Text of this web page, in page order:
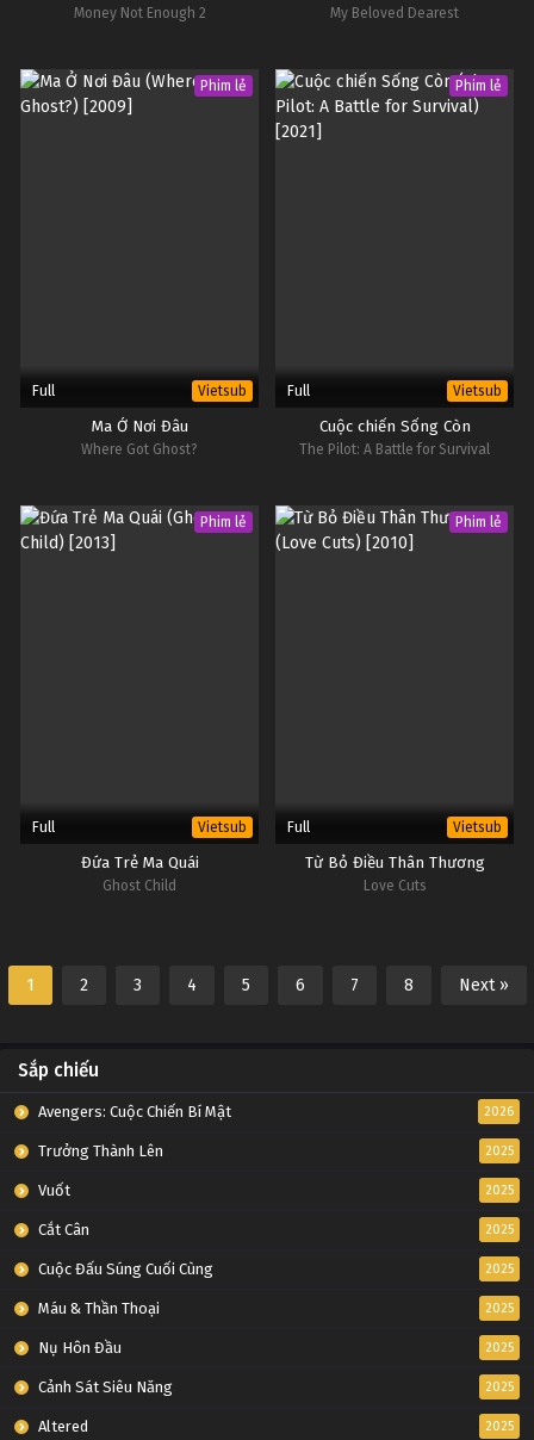
Money Not Enough 2 My Beloved Dearest
Phim lẻ
Full Vietsub
Ma Ở Nơi Đâu
Where Got Ghost?
Phim lẻ
Full Vietsub
Cuộc chiến Sống Còn
The Pilot: A Battle for Survival
Phim lẻ
Full Vietsub
Đứa Trẻ Ma Quái
Ghost Child
Phim lẻ
Full Vietsub
Từ Bỏ Điều Thân Thương
Love Cuts
1 2 3 4 5 6 7 8 Next »
Sắp chiếu
Avengers: Cuộc Chiến Bí Mật 2026
Trưởng Thành Lên 2025
Vuốt 2025
Cắt Cân 2025
Cuộc Đấu Súng Cuối Cùng 2025
Máu & Thần Thoại 2025
Nụ Hôn Đầu 2025
Cảnh Sát Siêu Năng 2025
Altered 2025